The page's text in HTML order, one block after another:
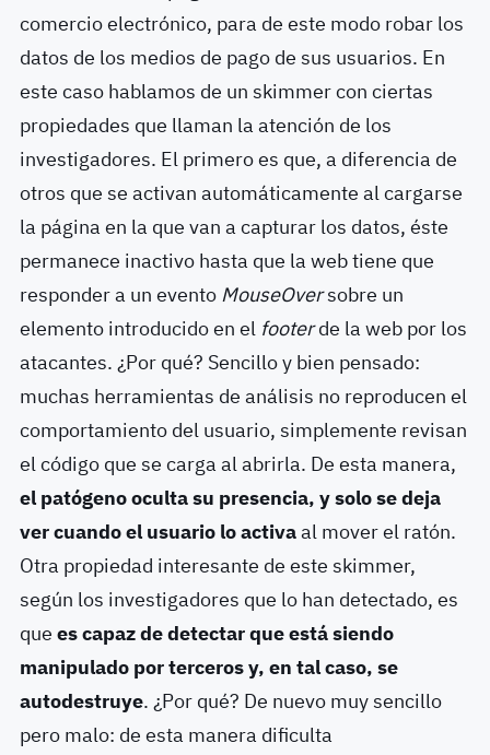
comercio electrónico, para de este modo robar los
datos de los medios de pago de sus usuarios. En
este caso hablamos de un skimmer con ciertas
propiedades que llaman la atención de los
investigadores. El primero es que, a diferencia de
otros que se activan automáticamente al cargarse
la página en la que van a capturar los datos, éste
permanece inactivo hasta que la web tiene que
responder a un evento MouseOversobre un
elemento introducido en el footerde la web por los
atacantes. ¿Por qué? Sencillo y bien pensado:
muchas herramientas de análisis no reproducen el
comportamiento del usuario, simplemente revisan
el código que se carga al abrirla. De esta manera,
el patógeno oculta su presencia, y solo se deja
ver cuando el usuario lo activaal mover el ratón.
Otra propiedad interesante de este skimmer,
según los investigadores que lo han detectado, es
que es capaz de detectar que está siendo
manipulado por terceros y, en tal caso, se
autodestruye. ¿Por qué? De nuevo muy sencillo
pero malo: de esta manera dificulta